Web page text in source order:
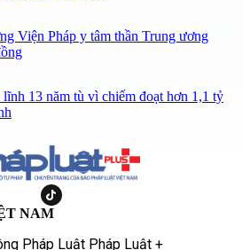
Viện Pháp y tâm thần Trung ương
13 năm tù vì chiếm đoạt hơn 1,1 tỷ
NAM
Pháp Luật Pháp Luật +